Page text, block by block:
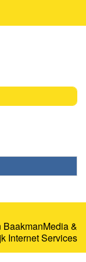
BaakmanMedia&
Internet Services